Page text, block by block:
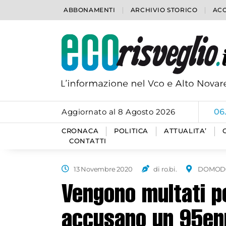
ABBONAMENTI ARCHIVIO STORICO
Aggiornato al 8 Agosto 2026
CRONACA POLITICA ATTUALITA’
CONTATTI
13 Novembre 2020 di ro.bi.
Vengono multati